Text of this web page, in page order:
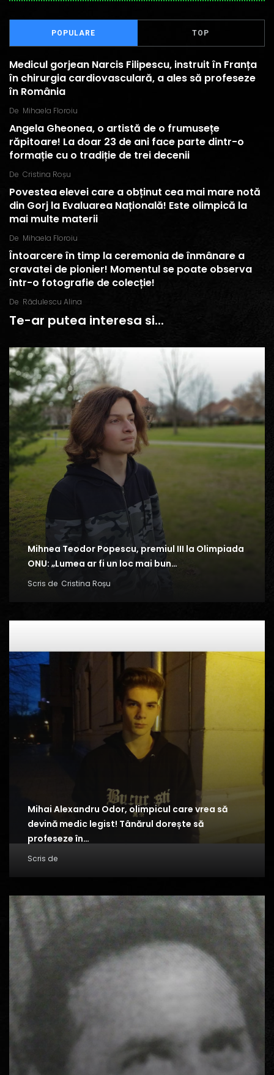
POPULARE TOP
Medicul gorjean Narcis Filipescu, instruit în Franța
în chirurgia cardiovasculară, a ales să profeseze
în România
De Mihaela Floroiu
Angela Gheonea, o artistă de o frumusețe
răpitoare! La doar 23 de ani face parte dintr-o
formație cu o tradiție de trei decenii
De Cristina Roșu
Povestea elevei care a obținut cea mai mare notă
din Gorj la Evaluarea Națională! Este olimpică la
mai multe materii
De Mihaela Floroiu
Întoarcere în timp la ceremonia de înmânare a
cravatei de pionier! Momentul se poate observa
într-o fotografie de colecție!
De Rădulescu Alina
Te-ar putea interesa si...
Mihnea Teodor Popescu, premiul III la Olimpiada
ONU: „Lumea ar fi un loc mai bun…
Scris de Cristina Roșu
Mihai Alexandru Odor, olimpicul care vrea să
devină medic legist! Tânărul dorește să
profeseze în…
Scris de